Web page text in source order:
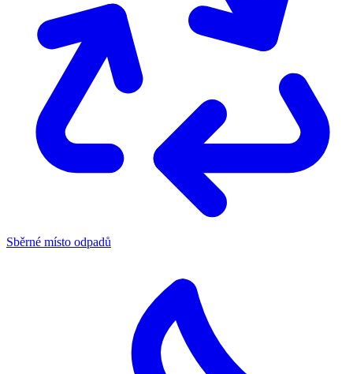
Sběrné místo odpadů